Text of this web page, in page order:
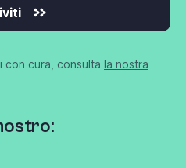
con cura, consulta la nostra